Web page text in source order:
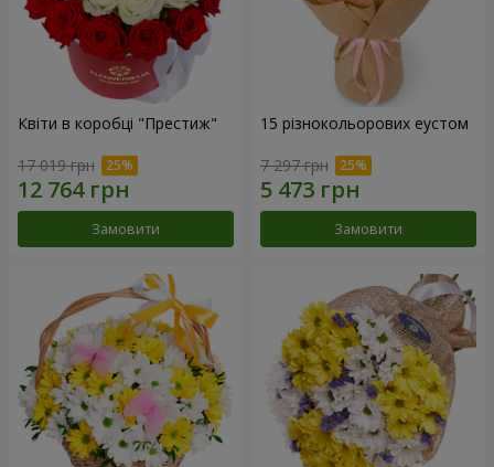
Квіти в коробці "Престиж"
17 019 грн
Замовити
15 різнокольорових еустом
7 297 грн
Замовити